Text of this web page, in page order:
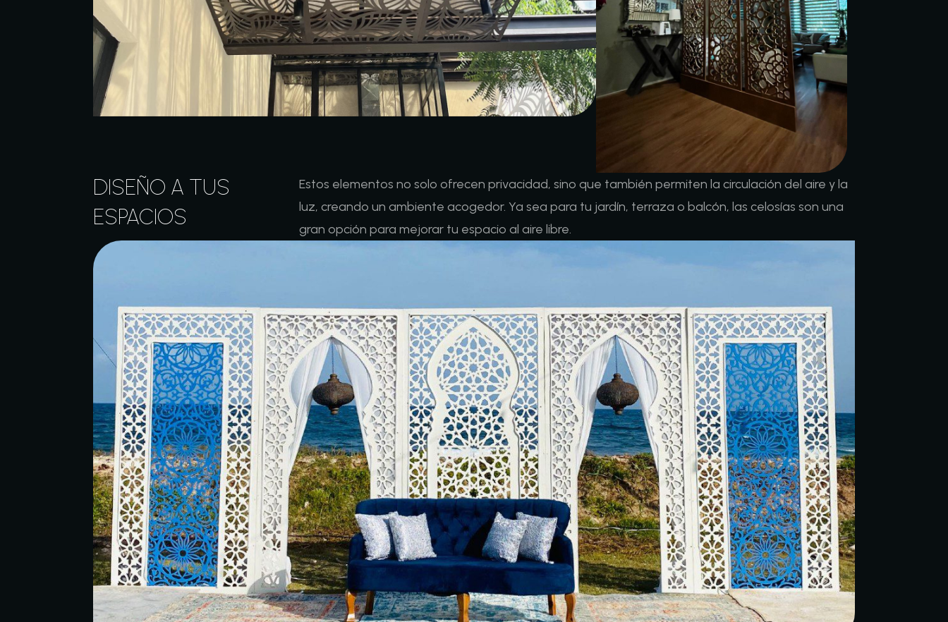
DISEÑO A TUS
ESPACIOS
Estos elementos no solo ofrecen privacidad, sino que también permiten la circulación del aire y la
luz, creando un ambiente acogedor. Ya sea para tu jardín, terraza o balcón, las celosías son una
gran opción para mejorar tu espacio al aire libre.